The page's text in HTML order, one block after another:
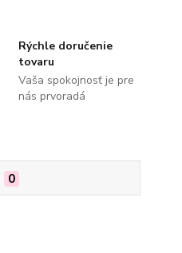
Rýchle doručenie
tovaru
Vaša spokojnosť je pre
nás prvoradá
0